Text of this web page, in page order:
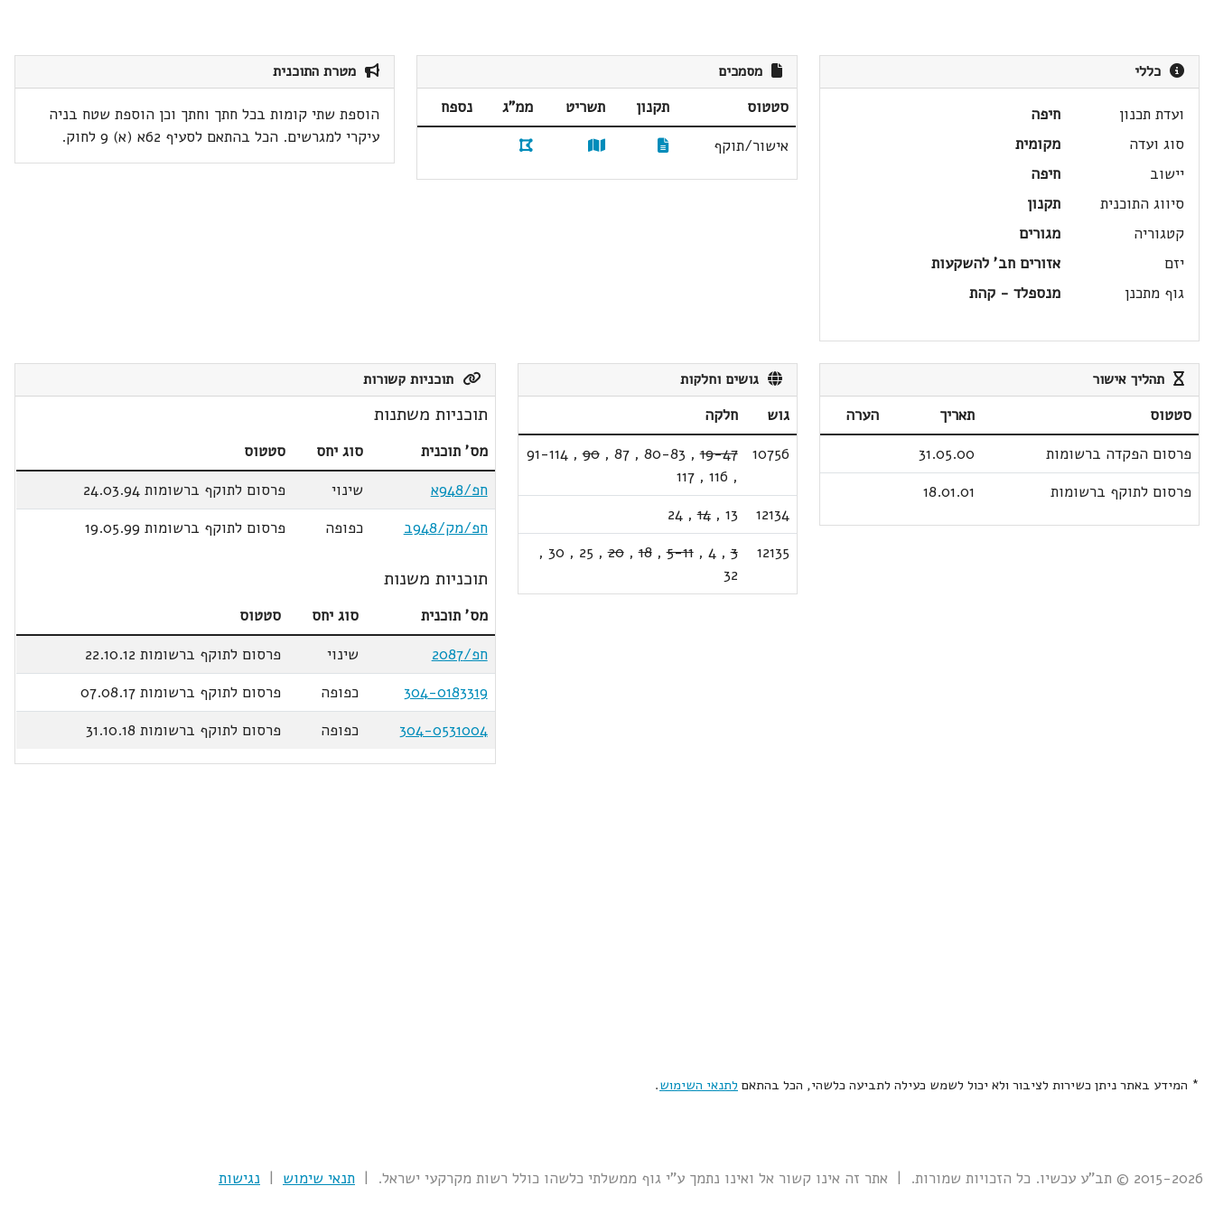
כללי
ועדת תכנון
חיפה
סוג ועדה
מקומית
יישוב
חיפה
סיווג התוכנית
תקנון
קטגוריה
מגורים
יזם
אזורים חב' להשקעות
גוף מתכנן
מנספלד - קהת
מסמכים
סטטוס תקנון תשריט ממ"ג
נספח
אישור/תוקף
מטרת התוכנית
הוספת שתי קומות בכל חתך וחתך וכן הוספת שטח בניה
עיקרי למגרשים. הכל בהתאם לסעיף 62א (א) 9 לחוק.
תהליך אישור
סטטוס תאריך
הערה
פרסום הפקדה ברשומות
31.05.00
פרסום לתוקף ברשומות
18.01.01
גושים וחלקות
גוש
חלקה
10756
19-47
,
80-83
,
87
,
90
,
91-114
,
116
,
117
12134
13
,
14
,
24
12135
3
,
4
,
5-11
,
18
,
20
,
25
,
30
,
32
תוכניות קשורות
תוכניות משתנות
מס' תוכנית סוג יחס
סטטוס
חפ/948א
שינוי
פרסום לתוקף ברשומות 24.03.94
חפ/מק/948ב
כפופה פרסום לתוקף ברשומות 19.05.99
תוכניות משנות
מס' תוכנית סוג יחס
סטטוס
חפ/2087
שינוי
פרסום לתוקף ברשומות 22.10.12
304-0183319
כפופה
פרסום לתוקף ברשומות 07.08.17
304-0531004
כפופה פרסום לתוקף ברשומות 31.10.18
* המידע באתר ניתן כשירות לציבור ולא יכול לשמש כעילה לתביעה כלשהי, הכל בהתאם לתנאי השימוש.
2015-2026 © תב"ע עכשיו. כל הזכויות שמורות. | אתר זה אינו קשור אל ואינו נתמך ע"י גוף ממשלתי כלשהו כולל רשות מקרקעי ישראל. | תנאי שימוש | נגישות